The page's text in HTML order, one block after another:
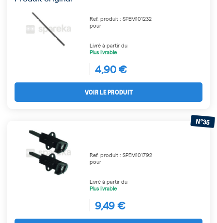
Ref. produit : SPEM101232
pour
Livré à partir du
Plus livrable
4,90 €
VOIR LE PRODUIT
N°35
Ref. produit : SPEM101792
pour
Livré à partir du
Plus livrable
9,49 €